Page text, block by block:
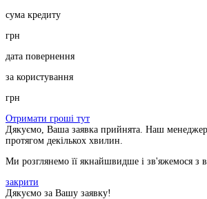
сума кредиту
грн
дата повернення
за користування
грн
Отримати гроші тут
Дякуємо, Ваша заявка прийнята. Наш
протягом декількох хвилин.
Ми розглянемо її якнайшвидше і зв'яжемося з
закрити
Дякуємо за Вашу заявку!